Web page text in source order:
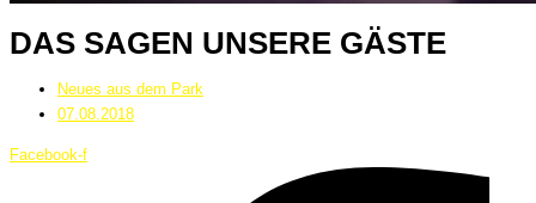
DAS SAGEN UNSERE GÄSTE
Neues aus dem Park
07.08.2018
Facebook-f